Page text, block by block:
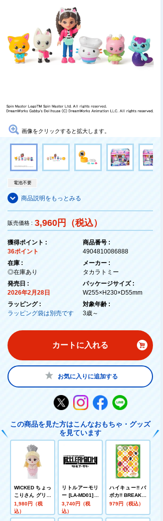
画像をクリックすると拡大します。
電池不要
商品説明をもっとみる
販売価格 : 3,960円（税込）
獲得ポイント :
36ポイント
在庫 :
◎在庫あり
発売日 :
2026年2月28日
ラッピング :
ラッピング袋は別売です
商品番号 :
4904810086888
メーカー :
タカラトミー
パッケージサイズ :
W255×H230×D55mm
対象年齢 :
3歳～
カートに入れる
お気に入りに追加する
この商品を見た方はこんなおもちゃ・グッズ
を見ています
WICKED ちょっ
こりさん グリン
ダ
1,980円（税
込）
リトルアーモリ
ー [LA-MD01]メ
ガミデバイス装
備セット／AR
3,740円（税
込）
ハイキュー!! バ
ボカ!! BREAK D
Xカードスリー
マル大集合!! 」
979円（税込）